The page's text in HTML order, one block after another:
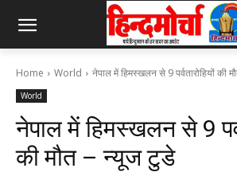
Home World नेपाल में हिमस्खलन से 9 पर्वतारोहियों की
World
नेपाल में हिमस्खलन से 9
की मौत – न्यूज टुडे